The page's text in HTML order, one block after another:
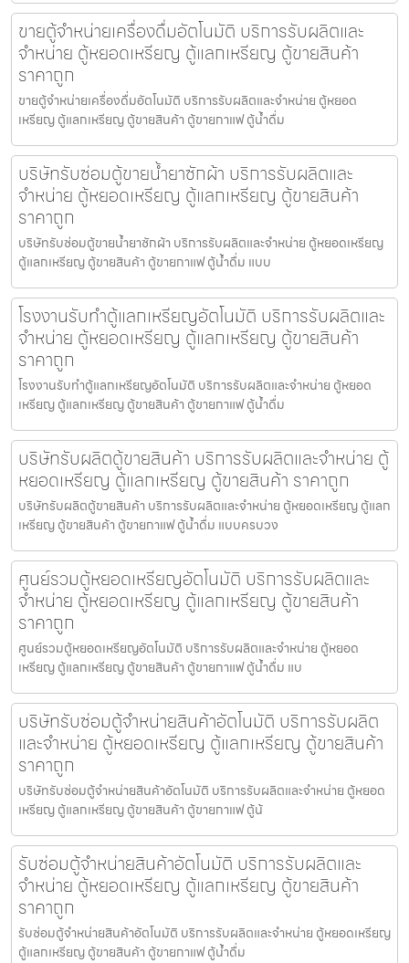
ขายตู้จำหน่ายเครื่องดื่ม​อัตโนมัติ บริการรับผลิตและ
จำหน่าย ตู้หยอดเหรียญ ตู้แลกเหรียญ ตู้ขายสินค้า
ราคาถูก
ขายตู้จำหน่ายเครื่องดื่ม​อัตโนมัติ บริการรับผลิตและจำหน่าย ตู้หยอด
เหรียญ ตู้แลกเหรียญ ตู้ขายสินค้า ตู้ขายกาแฟ ตู้น้ำดื่ม
บริษัทรับซ่อมตู้ขายน้ำยาซักผ้า บริการรับผลิตและ
จำหน่าย ตู้หยอดเหรียญ ตู้แลกเหรียญ ตู้ขายสินค้า
ราคาถูก
บริษัทรับซ่อมตู้ขายน้ำยาซักผ้า บริการรับผลิตและจำหน่าย ตู้หยอดเหรียญ
ตู้แลกเหรียญ ตู้ขายสินค้า ตู้ขายกาแฟ ตู้น้ำดื่ม แบบ
โรงงานรับทำตู้แลกเหรียญ​อัตโนมัติ บริการรับผลิตและ
จำหน่าย ตู้หยอดเหรียญ ตู้แลกเหรียญ ตู้ขายสินค้า
ราคาถูก
โรงงานรับทำตู้แลกเหรียญ​อัตโนมัติ บริการรับผลิตและจำหน่าย ตู้หยอด
เหรียญ ตู้แลกเหรียญ ตู้ขายสินค้า ตู้ขายกาแฟ ตู้น้ำดื่ม
บริษัทรับผลิตตู้ขายสินค้า บริการรับผลิตและจำหน่าย ตู้
หยอดเหรียญ ตู้แลกเหรียญ ตู้ขายสินค้า ราคาถูก
บริษัทรับผลิตตู้ขายสินค้า บริการรับผลิตและจำหน่าย ตู้หยอดเหรียญ ตู้แลก
เหรียญ ตู้ขายสินค้า ตู้ขายกาแฟ ตู้น้ำดื่ม แบบครบวง
ศูนย์รวมตู้หยอดเหรียญ​อัตโนมัติ บริการรับผลิตและ
จำหน่าย ตู้หยอดเหรียญ ตู้แลกเหรียญ ตู้ขายสินค้า
ราคาถูก
ศูนย์รวมตู้หยอดเหรียญ​อัตโนมัติ บริการรับผลิตและจำหน่าย ตู้หยอด
เหรียญ ตู้แลกเหรียญ ตู้ขายสินค้า ตู้ขายกาแฟ ตู้น้ำดื่ม แบ
บริษัทรับซ่อมตู้จำหน่ายสินค้า​อัตโนมัติ บริการรับผลิต
และจำหน่าย ตู้หยอดเหรียญ ตู้แลกเหรียญ ตู้ขายสินค้า
ราคาถูก
บริษัทรับซ่อมตู้จำหน่ายสินค้า​อัตโนมัติ บริการรับผลิตและจำหน่าย ตู้หยอด
เหรียญ ตู้แลกเหรียญ ตู้ขายสินค้า ตู้ขายกาแฟ ตู้น้
รับซ่อมตู้จำหน่ายสินค้า​อัตโนมัติ บริการรับผลิตและ
จำหน่าย ตู้หยอดเหรียญ ตู้แลกเหรียญ ตู้ขายสินค้า
ราคาถูก
รับซ่อมตู้จำหน่ายสินค้า​อัตโนมัติ บริการรับผลิตและจำหน่าย ตู้หยอดเหรียญ
ตู้แลกเหรียญ ตู้ขายสินค้า ตู้ขายกาแฟ ตู้น้ำดื่ม